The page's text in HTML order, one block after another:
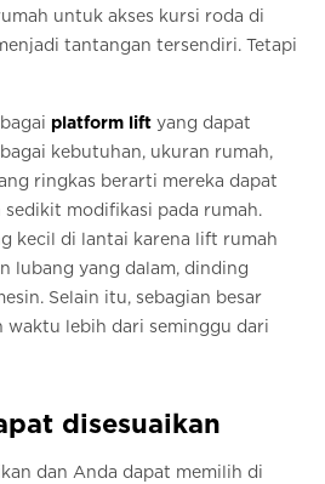
untuk akses kursi roda di
tantangan tersendiri. Tetapi
platform lift yang dapat
kebutuhan, ukuran rumah,
ringkas berarti mereka dapat
sedikit modifikasi pada rumah.
kecil di lantai karena lift rumah
lubang yang dalam, dinding
Selain itu, sebagian besar
waktu lebih dari seminggu dari
disesuaikan
dan Anda dapat memilih di